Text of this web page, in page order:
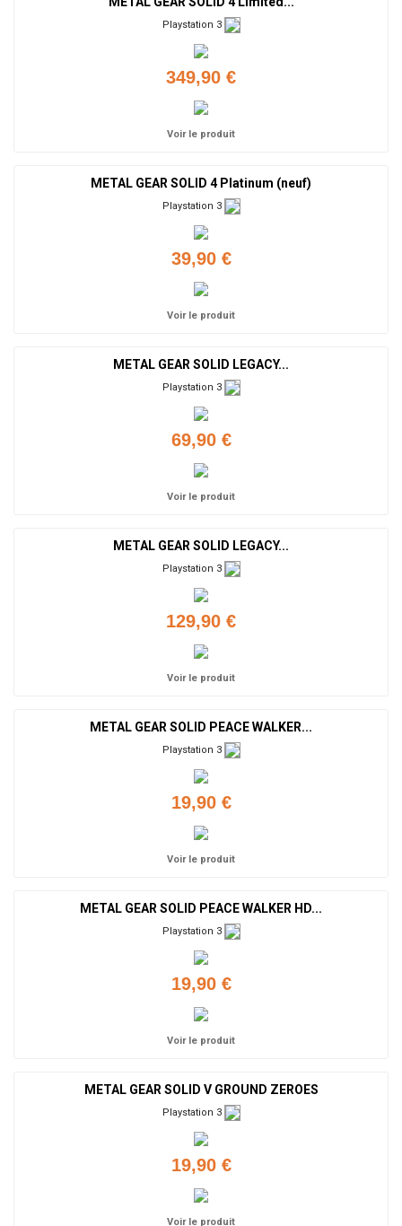
Playstation 3
349,90 €
Voir le produit
METAL GEAR SOLID 4 Platinum (neuf)
Playstation 3
39,90 €
Voir le produit
METAL GEAR SOLID LEGACY...
Playstation 3
69,90 €
Voir le produit
METAL GEAR SOLID LEGACY...
Playstation 3
129,90 €
Voir le produit
METAL GEAR SOLID PEACE WALKER...
Playstation 3
19,90 €
Voir le produit
METAL GEAR SOLID PEACE WALKER HD...
Playstation 3
19,90 €
Voir le produit
METAL GEAR SOLID V GROUND ZEROES
Playstation 3
19,90 €
Voir le produit